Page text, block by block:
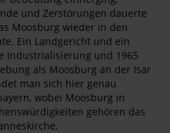
und Zerstörungen dauerte
Moosburg wieder in den
Ein Landgericht und ein
Industrialisierung und 1965
als Moosburg an der Isar
man sich hier genau
wobei Moosburg in
gehören das